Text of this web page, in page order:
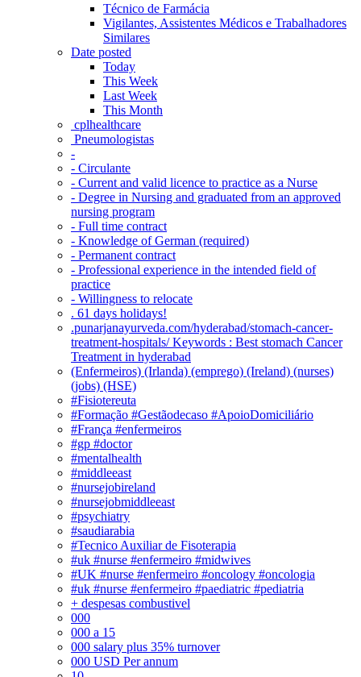
Técnico de Farmácia
Vigilantes, Assistentes Médicos e Trabalhadores
Similares
Date posted
Today
This Week
Last Week
This Month
‎ cplhealthcare‬
Pneumologistas
-
- Circulante
- Current and valid licence to practice as a Nurse
- Degree in Nursing and graduated from an approved
nursing program
- Full time contract
- Knowledge of German (required)
- Permanent contract
- Professional experience in the intended field of
practice
- Willingness to relocate
. 61 days holidays!
.punarjanayurveda.com/hyderabad/stomach-cancer-
treatment-hospitals/ Keywords : Best stomach Cancer
Treatment in hyderabad
(Enfermeiros) (Irlanda) (emprego) (Ireland) (nurses)
(jobs) (HSE)
#Fisiotereuta
#Formação #Gestãodecaso #ApoioDomiciliário
#França #enfermeiros
#gp #doctor
#mentalhealth
#middleeast
#nursejobireland
#nursejobmiddleeast
#psychiatry
#saudiarabia
#Tecnico Auxiliar de Fisoterapia
#uk #nurse #enfermeiro #midwives
#UK #nurse #enfermeiro #oncology #oncologia
#uk #nurse #enfermeiro #paediatric #pediatria
+ despesas combustivel
000
000 a 15
000 salary plus 35% turnover
000 USD Per annum